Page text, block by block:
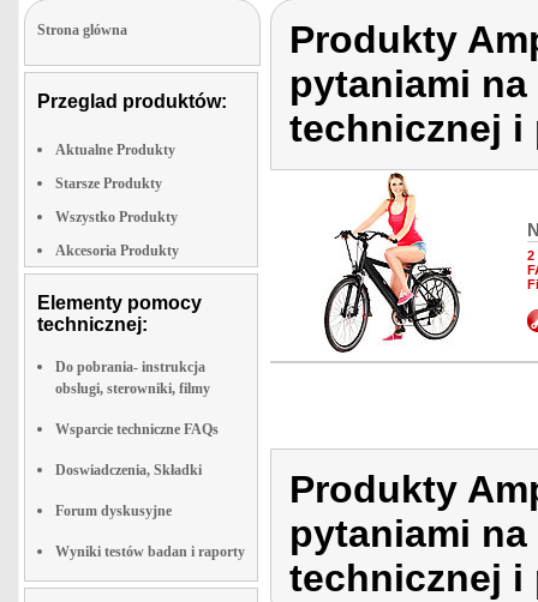
Strona glówna
Przeglad produktów:
Aktualne Produkty
Starsze Produkty
Wszystko Produkty
Akcesoria Produkty
Elementy pomocy
technicznej:
Do pobrania- instrukcja
obslugi, sterowniki, filmy
Wsparcie techniczne FAQs
Doswiadczenia, Składki
Forum dyskusyjne
Wyniki testów badan i raporty
Produkty
pytaniami
technicznej i
2
Produkty
pytaniami
technicznej i